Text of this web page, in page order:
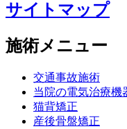
サイトマップ
施術メニュー
交通事故施術
当院の電気治療機
猫背矯正
産後骨盤矯正